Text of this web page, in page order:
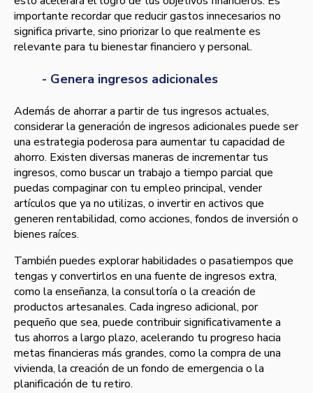
importante recordar que reducir gastos innecesarios no
significa privarte, sino priorizar lo que realmente es
relevante para tu bienestar financiero y personal.
- Genera ingresos adicionales
Además de ahorrar a partir de tus ingresos actuales,
considerar la generación de ingresos adicionales puede ser
una estrategia poderosa para aumentar tu capacidad de
ahorro. Existen diversas maneras de incrementar tus
ingresos, como buscar un trabajo a tiempo parcial que
puedas compaginar con tu empleo principal, vender
artículos que ya no utilizas, o invertir en activos que
generen rentabilidad, como acciones, fondos de inversión o
bienes raíces.
También puedes explorar habilidades o pasatiempos que
tengas y convertirlos en una fuente de ingresos extra,
como la enseñanza, la consultoría o la creación de
productos artesanales. Cada ingreso adicional, por
pequeño que sea, puede contribuir significativamente a
tus ahorros a largo plazo, acelerando tu progreso hacia
metas financieras más grandes, como la compra de una
vivienda, la creación de un fondo de emergencia o la
planificación de tu retiro.